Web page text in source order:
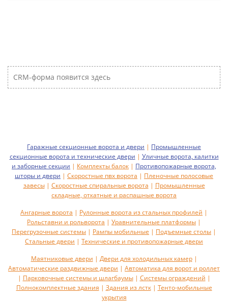
CRM-форма появится здесь
Гаражные секционные ворота и двери | Промышленные
секционные ворота и технические двери | Уличные ворота, калитки
и заборные секции | Комплекты балок | Противопожарные ворота,
шторы и двери | Скоростные пвх ворота | Пленочные полосовые
завесы| Скоростные спиральные ворота | Промышленные
складные, откатные и распашные ворота
Ангарные ворота | Рулонные ворота из стальных профилей |
Рольставни и рольворота | Уравнительные платформы |
Перегрузочные системы | Рампы мобильные | Подъемные столы |
Стальные двери | Технические и противопожарные двери
Маятниковые двери | Двери для холодильных камер|
Автоматические раздвижные двери | Автоматика для ворот и роллет
| Парковочные системы и шлагбаумы| Системы ограждений |
Полнокомплектные здания | Здания из лстк| Тенто-мобильные
укрытия